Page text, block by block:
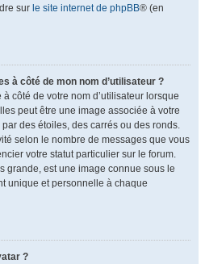
sur le site internet de phpBB® (en
à côté de mon nom d’utilisateur ?
côté de votre nom d’utilisateur lorsque
peut être une image associée à votre
des étoiles, des carrés ou des ronds.
selon le nombre de messages que vous
votre statut particulier sur le forum.
grande, est une image connue sous le
unique et personnelle à chaque
?